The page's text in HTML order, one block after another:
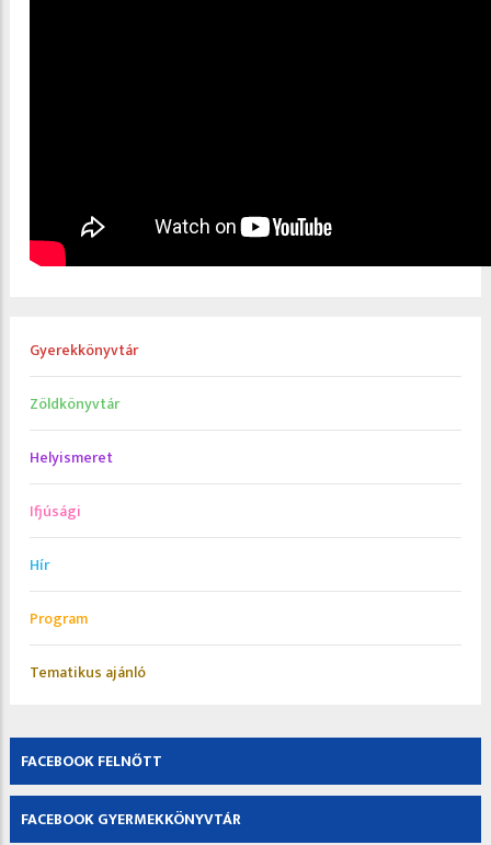
Gyerekkönyvtár
Zöldkönyvtár
Helyismeret
Ifjúsági
Hír
Program
Tematikus ajánló
FACEBOOK FELNŐTT
FACEBOOK GYERMEKKÖNYVTÁR